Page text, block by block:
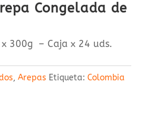
Congelada de
x 300g – Caja x 24 uds.
, Arepas Etiqueta: Colombia